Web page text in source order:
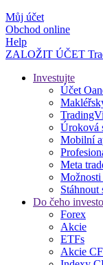
Můj účet
Obchod online
Help
ZALOŽIT ÚČET
Investujte
Účet
Úroková
Mobilní
Meta
Do čeho
Forex
Akcie
ETFs
Akcie